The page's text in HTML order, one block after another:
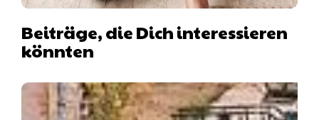
Beiträge, die Dich interessieren
könnten
Hausboot mit Hund